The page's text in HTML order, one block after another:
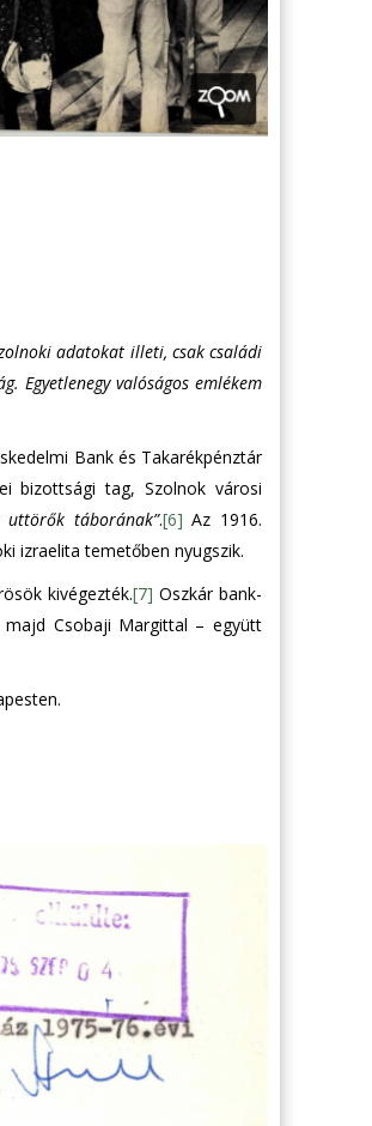
adatokat illeti, csak családi
Egyetlenegy valóságos emlékem
Bank és Takarékpénztár
bizottsági tag, Szolnok városi
uttörők táborának”.[6] Az 1916.
izraelita temetőben nyugszik.
kivégezték.[7] Oszkár bank-
Csobaji Margittal – együtt